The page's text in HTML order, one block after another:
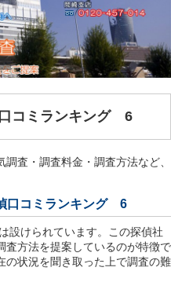
コミランキング 6
査・調査料金・調査方法など、
口コミランキング 6
設けられています。この探偵社
査方法を提案しているのが特徴で
の状況を聞き取った上で調査の難